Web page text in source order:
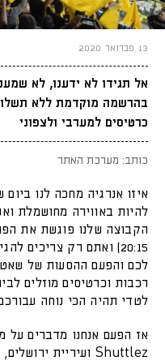
13 פברואר 2020
אל תגידו לא ידענו, לא
בהרשמה מוקדמת ללא
כרטיסים למערבי ולצפוני
כותב: מערכת האתר
איזו אנרגיה מחכה לנו
להיות באווירה מחושמלת
הקבוצה שלנו פוגשת את
20:15) ואתם רק צריכים
לכם והפעם ההסעות של
רכבות וכרטיסים מוזלים
לטדי תהיה הכי נוחה
אז הפעם אנחנו מדברים
Shuttlez ועיריית